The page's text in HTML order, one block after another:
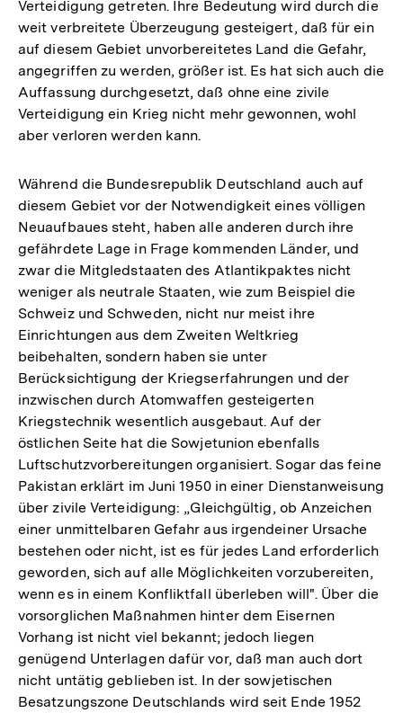
Verteidigung getreten. Ihre Bedeutung wird durch die
weit verbreitete Überzeugung gesteigert, daß für ein
auf diesem Gebiet unvorbereitetes Land die Gefahr,
angegriffen zu werden, größer ist. Es hat sich auch die
Auffassung durchgesetzt, daß ohne eine zivile
Verteidigung ein Krieg nicht mehr gewonnen, wohl
aber verloren werden kann.
Während die Bundesrepublik Deutschland auch auf
diesem Gebiet vor der Notwendigkeit eines völligen
Neuaufbaues steht, haben alle anderen durch ihre
gefährdete Lage in Frage kommenden Länder, und
zwar die Mitgledstaaten des Atlantikpaktes nicht
weniger als neutrale Staaten, wie zum Beispiel die
Schweiz und Schweden, nicht nur meist ihre
Einrichtungen aus dem Zweiten Weltkrieg
beibehalten, sondern haben sie unter
Berücksichtigung der Kriegserfahrungen und der
inzwischen durch Atomwaffen gesteigerten
Kriegstechnik wesentlich ausgebaut. Auf der
östlichen Seite hat die Sowjetunion ebenfalls
Luftschutzvorbereitungen organisiert. Sogar das feine
Pakistan erklärt im Juni 1950 in einer Dienstanweisung
über zivile Verteidigung: „Gleichgültig, ob Anzeichen
einer unmittelbaren Gefahr aus irgendeiner Ursache
bestehen oder nicht, ist es für jedes Land erforderlich
geworden, sich auf alle Möglichkeiten vorzubereiten,
wenn es in einem Konfliktfall überleben will". Über die
vorsorglichen Maßnahmen hinter dem Eisernen
Vorhang ist nicht viel bekannt; jedoch liegen
genügend Unterlagen dafür vor, daß man auch dort
nicht untätig geblieben ist. In der sowjetischen
Besatzungszone Deutschlands wird seit Ende 1952